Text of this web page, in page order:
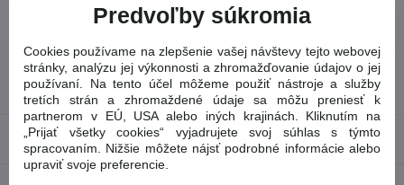
priemer brúsneho papiera ∅150mm / ∅125mm
hmotnosť 2,6kg
Tovarové číslo:8894202
Recenzie 0
Predvoľby súkromia
Cookies používame na zlepšenie vašej návštevy tejto webovej
stránky, analýzu jej výkonnosti a zhromažďovanie údajov o jej
používaní. Na tento účel môžeme použiť nástroje a služby
tretích strán a zhromaždené údaje sa môžu preniesť k
partnerom v EÚ, USA alebo iných krajinách. Kliknutím na
„Prijať všetky cookies“ vyjadrujete svoj súhlas s týmto
spracovaním. Nižšie môžete nájsť podrobné informácie alebo
upraviť svoje preferencie.